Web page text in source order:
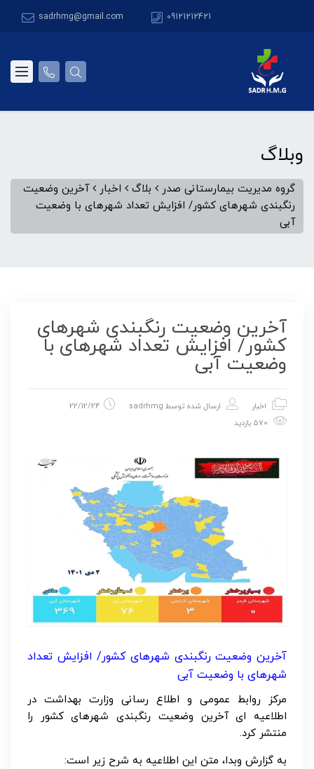
09121212421
sadrhmg@gmail.com
وبلاگ
گروه مدیریت بیمارستانی صدر بلاگ اخبار
آخرین وضعیت
رنگبندی شهرهای کشور/ افزایش تعداد شهرهای با وضعیت
آبی
آخرین وضعیت رنگبندی شهرهای
کشور/ افزایش تعداد شهرهای با
وضعیت آبی
اخبار ارسال شده توسط sadrhmg
22/12/24
آخرین وضعیت رنگبندی شهرهای کشور/ افزایش تعداد
شهرهای با وضعیت آبی
مرکز روابط عمومی و اطلاع رسانی وزارت بهداشت در
اطلاعیه ای آخرین وضعیت رنگبندی شهرهای کشور را
منتشر کرد.
به گزارش وبدا، متن این اطلاعیه به شرح زیر است: